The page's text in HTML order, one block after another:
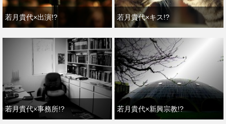
若月貴代×出演!? 若月貴代×キス!?
若月貴代×事務所!? 若月貴代×新興宗教!?